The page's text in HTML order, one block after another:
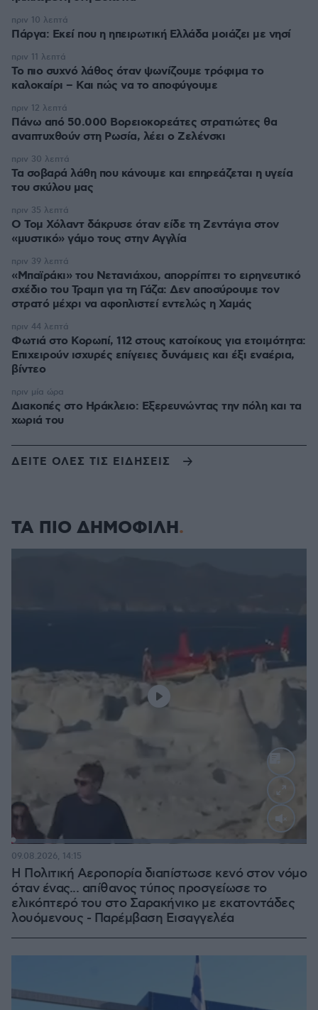
Πάργα: Εκεί που η ηπειρωτική Ελλάδα μοιάζει με νησί
πριν 10 λεπτά
Το πιο συχνό λάθος όταν ψωνίζουμε τρόφιμα το
καλοκαίρι – Και πώς να το αποφύγουμε
πριν 11 λεπτά
Πάνω από 50.000 Βορειοκορεάτες στρατιώτες θα
αναπτυχθούν στη Ρωσία, λέει ο Ζελένσκι
πριν 12 λεπτά
Τα σοβαρά λάθη που κάνουμε και επηρεάζεται η υγεία
του σκύλου μας
πριν 30 λεπτά
Ο Τομ Χόλαντ δάκρυσε όταν είδε τη Ζεντάγια στον
«μυστικό» γάμο τους στην Αγγλία
πριν 35 λεπτά
«Μπαϊράκι» του Νετανιάχου, απορρίπτει το ειρηνευτικό
σχέδιο του Τραμπ για τη Γάζα: Δεν αποσύρουμε τον
στρατό μέχρι να αφοπλιστεί εντελώς η Χαμάς
πριν 39 λεπτά
Φωτιά στο Κορωπί, 112 στους κατοίκους για ετοιμότητα:
Επιχειρούν ισχυρές επίγειες δυνάμεις και έξι εναέρια,
βίντεο
πριν 44 λεπτά
Διακοπές στο Ηράκλειο: Εξερευνώντας την πόλη και τα
χωριά του
πριν μία ώρα
ΔΕΙΤΕ ΟΛΕΣ ΤΙΣ ΕΙΔΗΣΕΙΣ
ΤΑ ΠΙΟ ΔΗΜΟΦΙΛΗ
:
Η Πολιτική Αεροπορία διαπίστωσε κενό στον νόμο
όταν ένας... απίθανος τύπος προσγείωσε το
ελικόπτερό του στο Σαρακήνικο με εκατοντάδες
λουόμενους - Παρέμβαση Εισαγγελέα
09.08.2026, 14:15